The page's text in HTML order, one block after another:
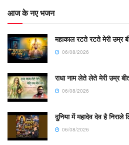
आज के नए भजन
महाकाल रटते रटते मेरी उम्र
06/08/2026
राधा नाम लेते लेते मेरी उम्र
06/08/2026
दुनिया में महादेव देव है निराले
06/08/2026